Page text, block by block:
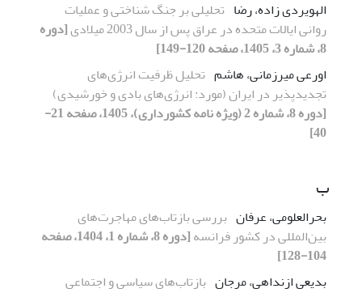
الهویردی زاده، رضا تحلیلی بر جنگ شناختی و عملیات
روانی ایالات متحده در عراق پس از سال 2003 میلادی
[دوره
8، شماره 3، 1405، صفحه 120-149]
اورعی میرزمانی، هاشم تحلیل ظرفیت انرژی­‌های
تجدیدپذیر در ایران (مورد: انرژی‌های بادی و خورشیدی)
[دوره 8، شماره 2 (ویژه نامه کشورداری)، 1405، صفحه 21-
40]
ب
بحرالعلومی، عرفان بررسی بازتاب‌های مهاجرت‌های
بین‌المللی در کشور فرانسه
[دوره 8، شماره 1، 1404، صفحه
104-128]
بدیعی ازنداهی، مرجان بازتاب‌های سیاسی و اجتماعی